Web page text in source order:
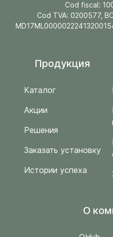
Cod fiscal:
Cod TVA: 0200577,
Продукция
Каталог
Акции
Решения
Заказать установку
Истории успеха
O